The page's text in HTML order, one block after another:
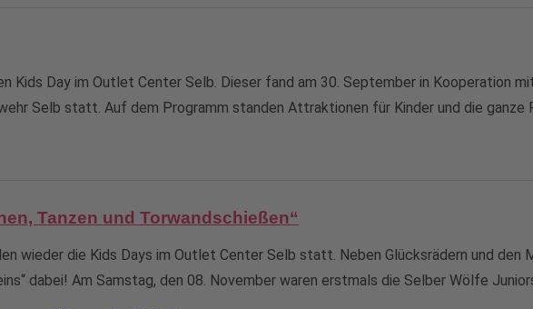
Kids Day im Outlet Center Selb. Dieser fand am 30. September in Kooperation
Selb statt. Auf dem Programm standen Attraktionen für Kinder und die ganze
Tanzen und Torwandschießen“
wieder die Kids Days im Outlet Center Selb statt. Neben Glücksrädern und den
dabei! Am Samstag, den 08. November waren erstmals die Selber Wölfe